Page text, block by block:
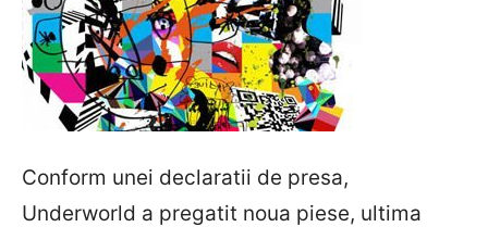
Conform unei declaratii de presa,
Underworld a pregatit noua piese, ultima